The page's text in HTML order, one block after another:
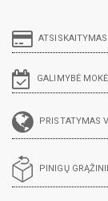
GALIMYBĖ
PRISTATYMAS
PINIGŲ